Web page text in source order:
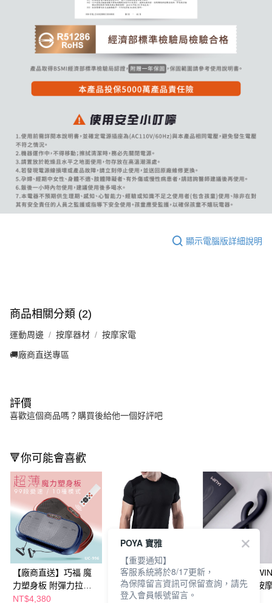
顯示電腦版詳細說明
商品相關分類 (2)
運動周邊 按摩器材 按摩家電
🚚廠商直送專區
評價
喜歡這個商品嗎？購買後給他一個好評吧
🔻你可能會喜歡
【廠商直送】巧福 魔
力塑身板 附彈力拉繩
UC-996-兩色任選
NT$4,380
【廠商直送】Hangten
彈力透氣短袖2入組
NT$650
【廠商直送】
蛇杖雙插震動按
POYA 寶雅
【重要通知】
客服系統將於8/17更新，
為保障留言資訊可保留查詢，請先
登入會員帳號留言。